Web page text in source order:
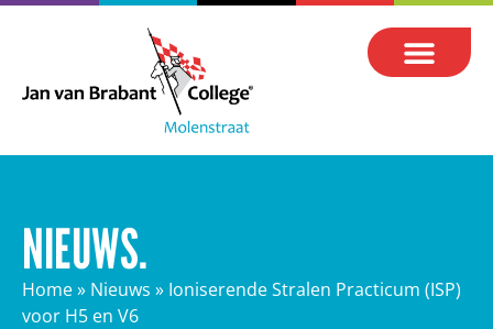
NIEUWS.
Home» Nieuws » Ioniserende Stralen Practicum (ISP)
voor H5 en V6